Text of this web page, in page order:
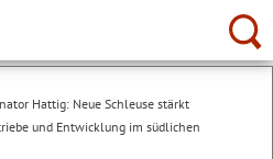
Hattig: Neue Schleuse stärkt
und Entwicklung im südlichen